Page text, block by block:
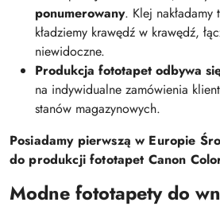
ponumerowany. Klej
kładziemy krawędź w krawędź,
niewidoczne.
Produkcja fototapet odbywa
na indywidualne zamówienia
stanów magazynowych.
Posiadamy pierwszą w Europie
do produkcji fototapet Canon
Modne fototapety do